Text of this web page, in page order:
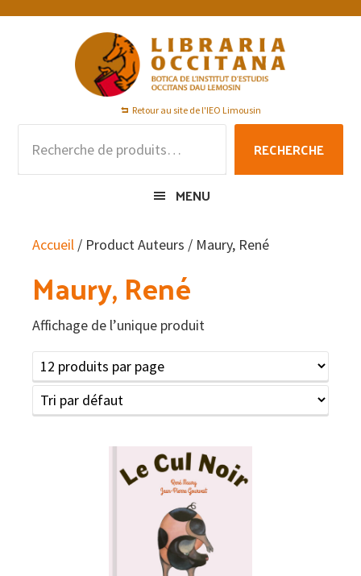
Passer
Passer
Passer
Retour au site de l'IEO Limousin
pour :
RECHERCHE
MENU
Accueil / Product Auteurs / Maury, René
Maury, René
Affichage de l’unique produit